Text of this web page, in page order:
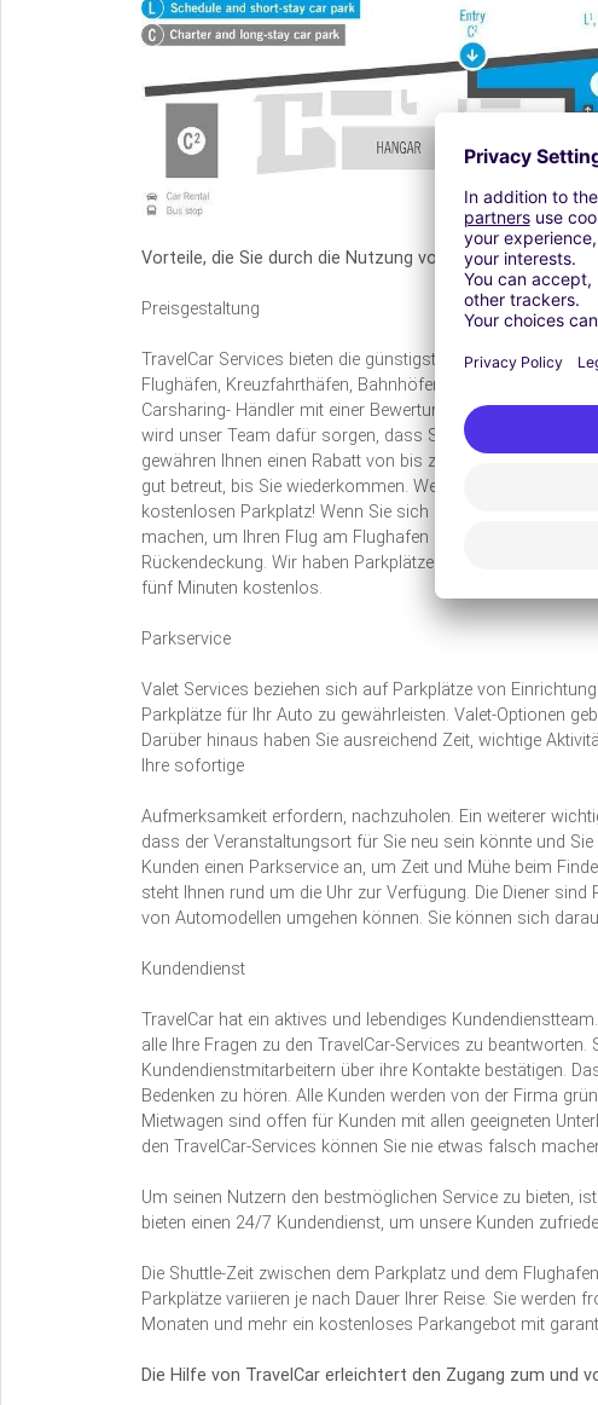
Vorteile, die Sie durch die Nutzung von TravelCar-Services
Preisgestaltung
TravelCar Services bieten die günstigsten Parkpreise in
Flughäfen, Kreuzfahrthäfen, Bahnhöfen und Innenstädten
Carsharing- Händler mit einer Bewertung über 9 in
wird unser Team dafür sorgen, dass Sie die günstigsten
gewähren Ihnen einen Rabatt von bis zu 70 Prozent auf
gut betreut, bis Sie wiederkommen. Wenn Sie Ihr Auto
kostenlosen Parkplatz! Wenn Sie sich Sorgen um all die
machen, um Ihren Flug am Flughafen Linz zu erwischen,
Rückendeckung. Wir haben Parkplätze in der Nähe des
fünf Minuten kostenlos.
Parkservice
Valet Services beziehen sich auf Parkplätze von
Parkplätze für Ihr Auto zu gewährleisten. Valet-Optionen
Darüber hinaus haben Sie ausreichend Zeit, wichtige
Ihre sofortige
Aufmerksamkeit erfordern, nachzuholen. Ein weiterer
dass der Veranstaltungsort für Sie neu sein könnte und
Kunden einen Parkservice an, um Zeit und Mühe beim
steht Ihnen rund um die Uhr zur Verfügung. Die Diener
von Automodellen umgehen können. Sie können sich
Kundendienst
TravelCar hat ein aktives und lebendiges
alle Ihre Fragen zu den TravelCar-Services zu
Kundendienstmitarbeitern über ihre Kontakte bestätigen.
Bedenken zu hören. Alle Kunden werden von der Firma
Mietwagen sind offen für Kunden mit allen geeigneten
den TravelCar-Services können Sie nie etwas falsch
Um seinen Nutzern den bestmöglichen Service zu bieten,
bieten einen 24/7 Kundendienst, um unsere Kunden
Die Shuttle-Zeit zwischen dem Parkplatz und dem
Parkplätze variieren je nach Dauer Ihrer Reise. Sie
Monaten und mehr ein kostenloses Parkangebot mit
Die Hilfe von TravelCar erleichtert den Zugang zum und